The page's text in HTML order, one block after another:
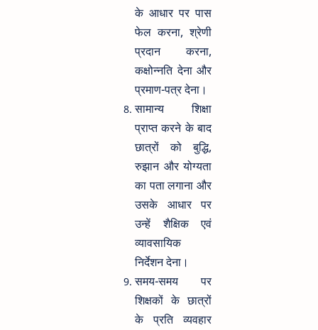
के आधार पर पास
फेल करना, श्रेणी
प्रदान करना,
कक्षोन्नति देना और
प्रमाण-पत्र देना।
सामान्य शिक्षा
प्राप्त करने के बाद
छात्रों को बुद्धि,
रुझान और योग्यता
का पता लगाना और
उसके आधार पर
उन्हें शैक्षिक एवं
व्यावसायिक
निर्देशन देना।
समय-समय पर
शिक्षकों के छात्रों
के प्रति व्यवहार